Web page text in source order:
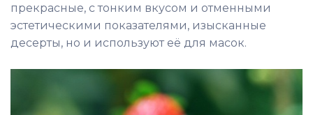
прекрасные, с тонким вкусом и отменными
эстетическими показателями, изысканные
десерты, но и используют её для масок.